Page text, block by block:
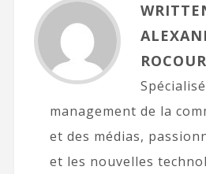
management de la
et des médias,
et les nouvelles